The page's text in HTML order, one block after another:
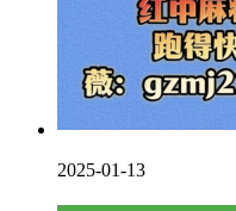
2025-01-13